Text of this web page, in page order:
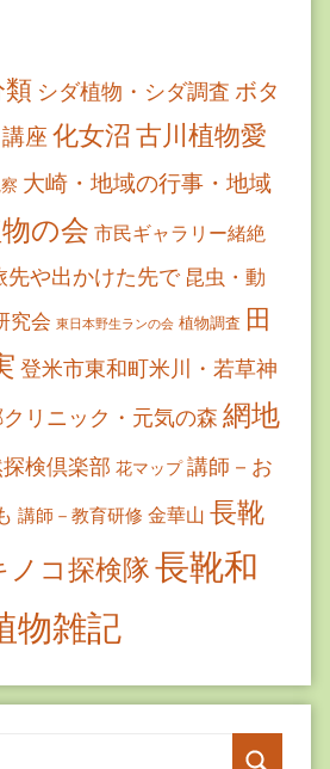
シダ植物・シダ調査 ボタ
座 化女沼古川植物愛
大崎・地域の行事・地域
の会 市民ギャラリー緒絶
先や出かけた先で 昆虫・動
究会 東日本野生ランの会 植物調査 田
登米市東和町米川・若草神
リニック・元気の森 網地
検倶楽部 花マップ 講師－お
講師－教育研修 金華山 長靴
ノコ探検隊長靴和
物雑記